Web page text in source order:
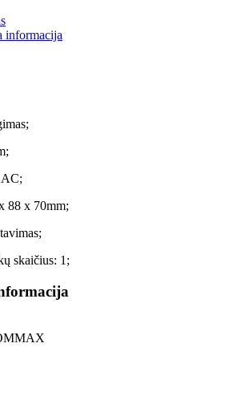
informacija
88 x 70mm;
skaičius: 1;